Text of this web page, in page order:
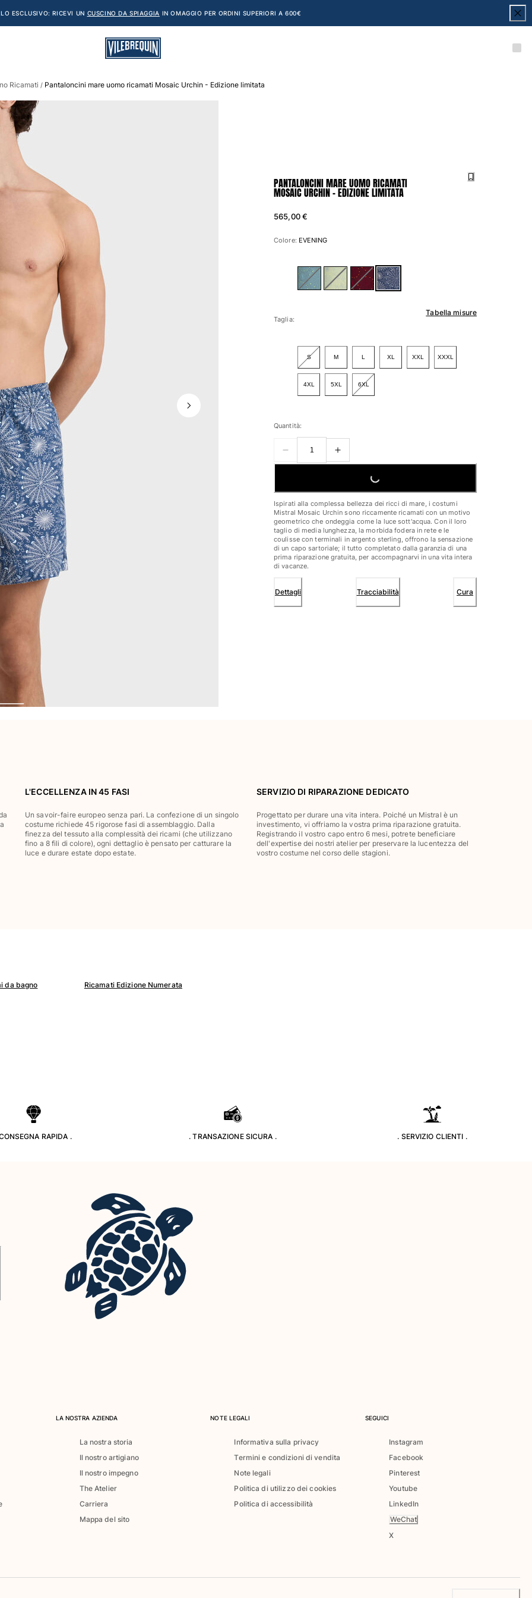
ESCLUSIVO: RICEVI UN CUSCINO DA SPIAGGIA IN OMAGGIO PER ORDINI SUPERIORI A 600€
Ricamati / Pantaloncini mare uomo ricamati Mosaic Urchin - Edizione limitata
PANTALONCINI MARE UOMO RICAMATI
MOSAIC URCHIN - EDIZIONE LIMITATA
565,00 €
Colore: EVENING
Tabella misure
Taglia:
S M L XL XXL XXXL
4XL 5XL 6XL
Quantità:
LOADING...
Ispirati alla complessa bellezza dei ricci di mare, i costumi
Mistral Mosaic Urchin sono riccamente ricamati con un motivo
geometrico che ondeggia come la luce sott'acqua. Con il loro
taglio di media lunghezza, la morbida fodera in rete e le
coulisse con terminali in argento sterling, offrono la sensazione
di un capo sartoriale; il tutto completato dalla garanzia di una
prima riparazione gratuita, per accompagnarvi in una vita intera
di vacanze.
Dettagli Tracciabilità Cura
L'ECCELLENZA IN 45 FASI
Un savoir-faire europeo senza pari. La confezione di un singolo
costume richiede 45 rigorose fasi di assemblaggio. Dalla
finezza del tessuto alla complessità dei ricami (che utilizzano
fino a 8 fili di colore), ogni dettaglio è pensato per catturare la
luce e durare estate dopo estate.
SERVIZIO DI RIPARAZIONE DEDICATO
Progettato per durare una vita intera. Poiché un Mistral è un
investimento, vi offriamo la vostra prima riparazione gratuita.
Registrando il vostro capo entro 6 mesi, potrete beneficiare
dell'expertise dei nostri atelier per preservare la lucentezza del
vostro costume nel corso delle stagioni.
da bagno Ricamati Edizione Numerata
RAPIDA . . TRANSAZIONE SICURA . . SERVIZIO CLIENTI .
LA NOSTRA AZIENDA
La nostra storia
Il nostro artigiano
Il nostro impegno
The Atelier
Carriera
Mappa del sito
NOTE LEGALI
Informativa sulla privacy
Termini e condizioni di vendita
Note legali
Politica di utilizzo dei cookies
Politica di accessibilità
SEGUICI
Instagram
Facebook
Pinterest
Youtube
LinkedIn
WeChat
X